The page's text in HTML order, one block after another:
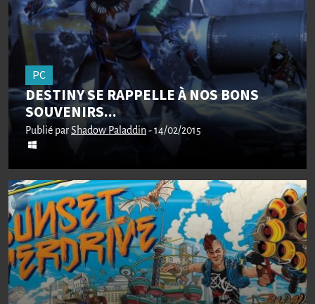
PC
DESTINY SE RAPPELLE À NOS BONS
SOUVENIRS...
Publié parShadow Paladdin- 14/02/2015